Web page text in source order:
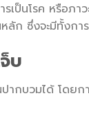
เป็นโรค หรือภ
ก ซึ่งจะมีทั้งก
บ
กบวมได้ โดยก